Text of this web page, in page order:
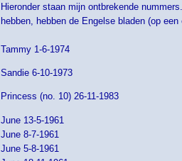
Hieronder staan mijn ontbrekende
hebben, hebben de Engelse bladen (op
Tammy 1-6-1974
Sandie 6-10-1973
Princess (no. 10) 26-11-1983
June 13-5-1961
June 8-7-1961
June 5-8-1961